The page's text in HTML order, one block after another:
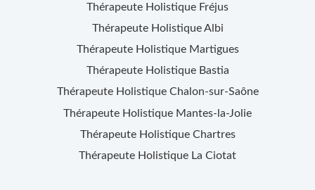
Thérapeute Holistique Fréjus
Thérapeute HolistiqueAlbi
Thérapeute Holistique Martigues
Thérapeute Holistique Bastia
Thérapeute Holistique Chalon-sur-Saône
Thérapeute Holistique Mantes-la-Jolie
Thérapeute Holistique Chartres
Thérapeute Holistique La Ciotat